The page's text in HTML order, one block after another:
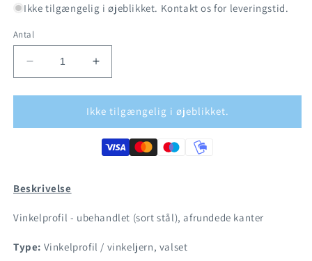
Ikke tilgængelig i øjeblikket. Kontakt os for leveringstid.
Antal
Reducer
antallet
for
stål
-
Øg
antallet
for
Sort
stål
Vinkelprofil
Ikke tilgængelig i øjeblikket.
Beskrivelse
Vinkelprofil - ubehandlet (sort stål), afrundede kanter
Type: Vinkelprofil / vinkeljern, valset